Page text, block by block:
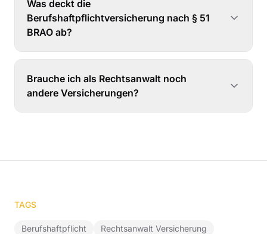
Was deckt die
Berufshaftpflichtversicherung nach § 51
BRAO ab?
Brauche ich als Rechtsanwalt noch
andere Versicherungen?
TAGS
Berufshaftpflicht
Rechtsanwalt Versicherung